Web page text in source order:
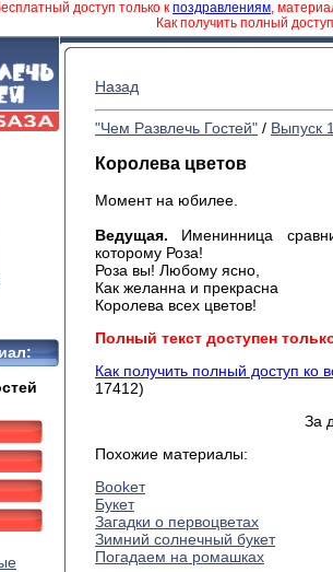
доступ только к поздравлениям,
Как получить полный
Назад
"Чем Развлечь Гостей" / Выпуск
Королева цветов
Момент на юбилее.
Ведущая. Именинница
которому Роза!
Роза вы! Любому ясно,
Как желанна и прекрасна
Королева всех цветов!
Полный текст доступен
Как получить полный доступ ко
17412)
За
Похожие материалы:
Bookет
Букет
Загадки о первоцветах
Зимний солнечный букет
Погадаем на ромашках